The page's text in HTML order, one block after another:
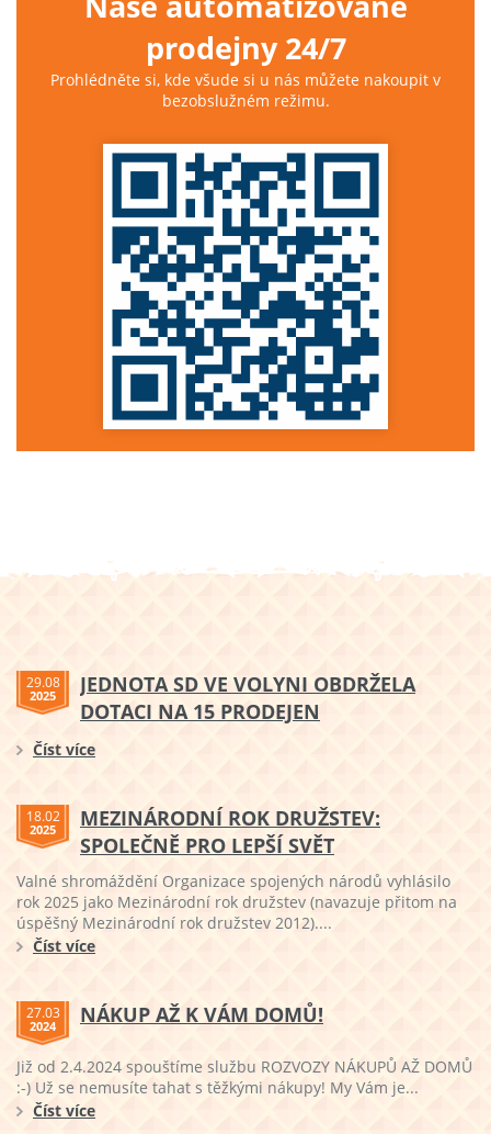
prodejny 24/7
Prohlédněte si, kde všude si u nás můžete nakoupit v
bezobslužném režimu.
29.08
2025
JEDNOTA SD VE VOLYNI OBDRŽELA
DOTACI NA 15 PRODEJEN
Číst více
18.02
2025
MEZINÁRODNÍ ROK DRUŽSTEV:
SPOLEČNĚ PRO LEPŠÍ SVĚT
Valné shromáždění Organizace spojených národů vyhlásilo
rok 2025 jako Mezinárodní rok družstev (navazuje přitom na
úspěšný Mezinárodní rok družstev 2012)....
Číst více
27.03
2024 NÁKUP AŽ K VÁM DOMŮ!
Již od 2.4.2024 spouštíme službu ROZVOZY NÁKUPŮ AŽ DOMŮ
:-) Už se nemusíte tahat s těžkými nákupy! My Vám je...
Číst více